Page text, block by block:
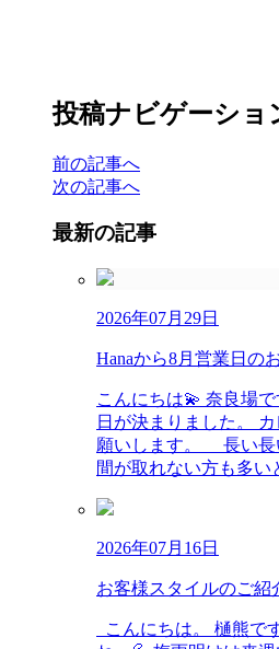
投稿ナビゲーショ
前の記事へ
次の記事へ
最新の記事
2026年07月29日
Hanaから8月営業日の
こんにちは💫 奈良場
日が決まりました。
願いします。 長い長
間が取れない方も多
2026年07月16日
お客様スタイルのご紹
こんにちは。 樋熊で